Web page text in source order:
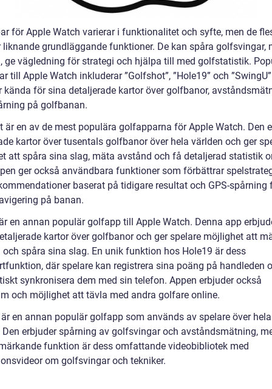
för Apple Watch varierar i funktionalitet och syfte, men de
liknande grundläggande funktioner. De kan spåra golfsvingar,
ge vägledning för strategi och hjälpa till med golfstatistik.
till Apple Watch inkluderar ”Golfshot”, ”Hole19” och
kända för sina detaljerade kartor över golfbanor,
på golfbanan.
är en av de mest populära golfapparna för Apple Watch. Den
kartor över tusentals golfbanor över hela världen och ger
att spåra sina slag, mäta avstånd och få detaljerad statistik
ger också användbara funktioner som förbättrar
baserat på tidigare resultat och GPS-spårning
på banan.
en annan populär golfapp till Apple Watch. Denna app
kartor över golfbanor och ger spelare möjlighet att
spåra sina slag. En unik funktion hos Hole19 är dess
där spelare kan registrera sina poäng på handleden
synkronisera dem med sin telefon. Appen erbjuder också
och möjlighet att tävla med andra golfare online.
en annan populär golfapp som används av spelare över hela
Den erbjuder spårning av golfsvingar och avståndsmätning,
funktion är dess omfattande videobibliotek med
om golfsvingar och tekniker.